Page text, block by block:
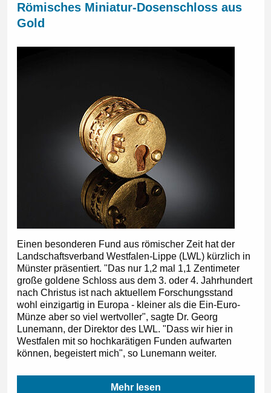
Römisches Miniatur-Dosenschloss aus
Gold
Einen besonderen Fund aus römischer Zeit hat der
Landschaftsverband Westfalen-Lippe (LWL) kürzlich in
Münster präsentiert. "Das nur 1,2 mal 1,1 Zentimeter
große goldene Schloss aus dem 3. oder 4. Jahrhundert
nach Christus ist nach aktuellem Forschungsstand
wohl einzigartig in Europa - kleiner als die Ein-Euro-
Münze aber so viel wertvoller", sagte Dr. Georg
Lunemann, der Direktor des LWL. "Dass wir hier in
Westfalen mit so hochkarätigen Funden aufwarten
können, begeistert mich", so Lunemann weiter.
Mehr lesen